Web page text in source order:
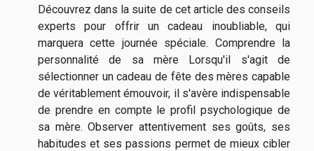
Découvrez dans la suite de cet article des conseils
experts pour offrir un cadeau inoubliable, qui
marquera cette journée spéciale. Comprendre la
personnalité de sa mère Lorsqu'il s'agit de
sélectionner un cadeau de fête des mères capable
de véritablement émouvoir, il s'avère indispensable
de prendre en compte le profil psychologique de
sa mère. Observer attentivement ses goûts, ses
habitudes et ses passions permet de mieux cibler